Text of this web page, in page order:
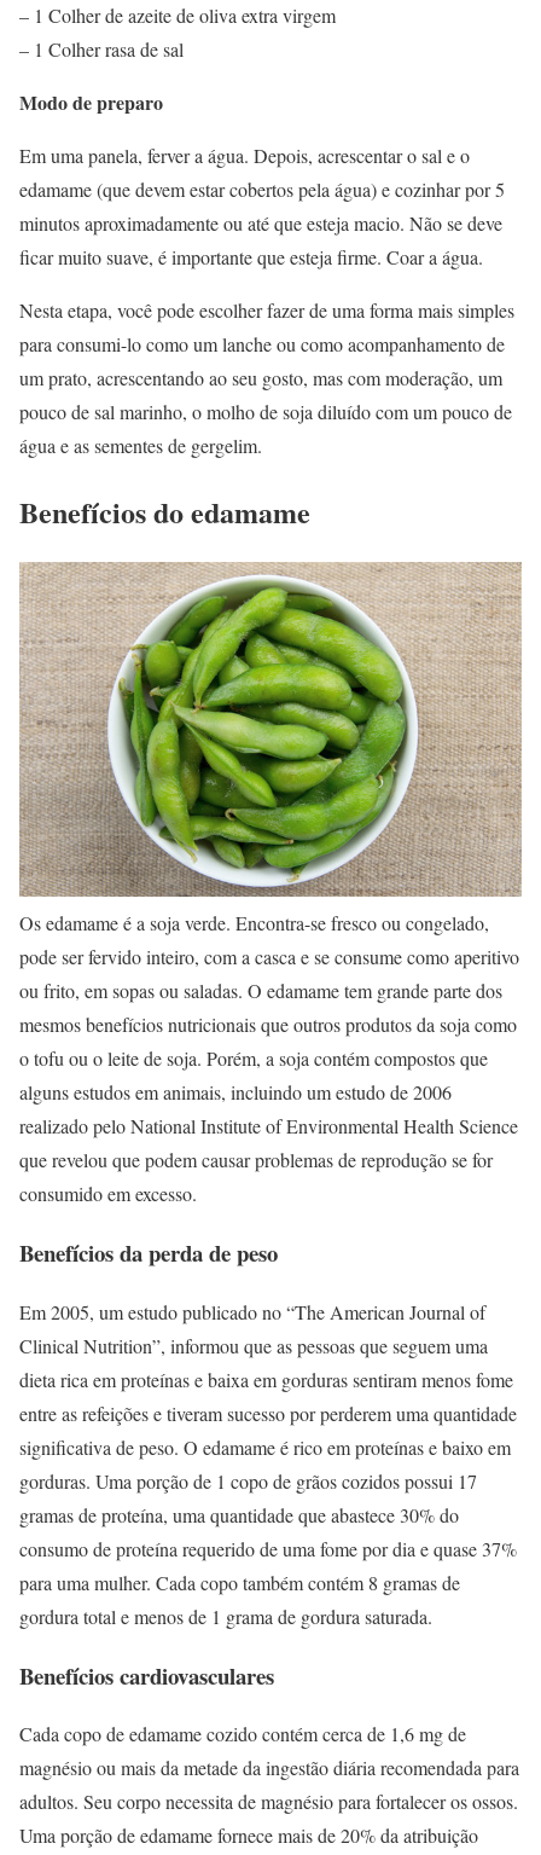
– 1 Colher de azeite de oliva extra virgem
– 1 Colher rasa de sal
Modo de preparo
Em uma panela, ferver a água. Depois, acrescentar o sal e o
edamame (que devem estar cobertos pela água) e cozinhar por 5
minutos aproximadamente ou até que esteja macio. Não se deve
ficar muito suave, é importante que esteja firme. Coar a água.
Nesta etapa, você pode escolher fazer de uma forma mais simples
para consumi-lo como um lanche ou como acompanhamento de
um prato, acrescentando ao seu gosto, mas com moderação, um
pouco de sal marinho, o molho de soja diluído com um pouco de
água e as sementes de gergelim.
Benefícios do edamame
Os edamame é a soja verde. Encontra-se fresco ou congelado,
pode ser fervido inteiro, com a casca e se consume como aperitivo
ou frito, em sopas ou saladas. O edamame tem grande parte dos
mesmos benefícios nutricionais que outros produtos da soja como
o tofu ou o leite de soja. Porém, a soja contém compostos que
alguns estudos em animais, incluindo um estudo de 2006
realizado pelo National Institute of Environmental Health Science
que revelou que podem causar problemas de reprodução se for
consumido em excesso.
Benefícios da perda de peso
Em 2005, um estudo publicado no “The American Journal of
Clinical Nutrition”, informou que as pessoas que seguem uma
dieta rica em proteínas e baixa em gorduras sentiram menos fome
entre as refeições e tiveram sucesso por perderem uma quantidade
significativa de peso. O edamame é rico em proteínas e baixo em
gorduras. Uma porção de 1 copo de grãos cozidos possui 17
gramas de proteína, uma quantidade que abastece 30% do
consumo de proteína requerido de uma fome por dia e quase 37%
para uma mulher. Cada copo também contém 8 gramas de
gordura total e menos de 1 grama de gordura saturada.
Benefícios cardiovasculares
Cada copo de edamame cozido contém cerca de 1,6 mg de
magnésio ou mais da metade da ingestão diária recomendada para
adultos. Seu corpo necessita de magnésio para fortalecer os ossos.
Uma porção de edamame fornece mais de 20% da atribuição